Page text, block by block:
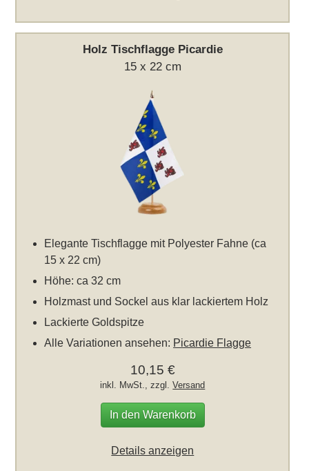
Holz Tischflagge Picardie
15 x 22 cm
Elegante Tischflagge mit Polyester Fahne (ca
15 x 22 cm)
Höhe: ca 32 cm
Holzmast und Sockel aus klar lackiertem Holz
Lackierte Goldspitze
Alle Variationen ansehen: Picardie Flagge
10,15 €
inkl. MwSt., zzgl.Versand
In den Warenkorb
Details anzeigen